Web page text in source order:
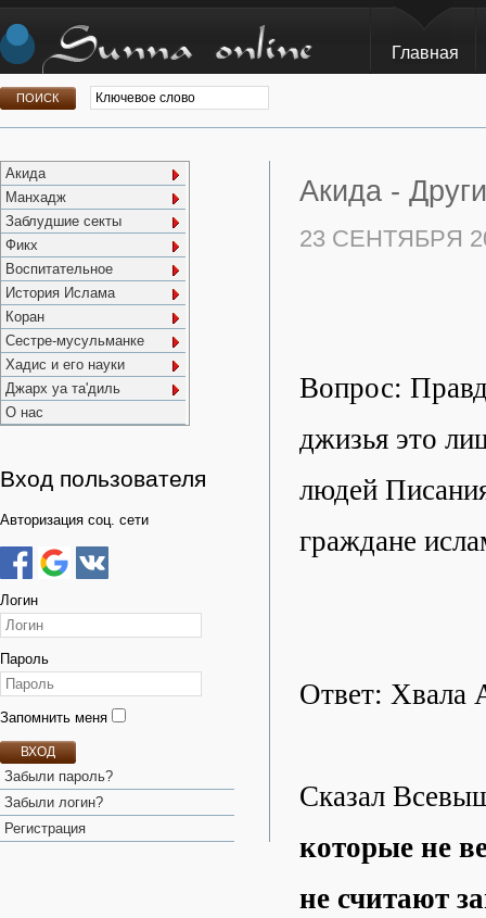
Главная
Акида
Манхадж
Заблудшие секты
Фикх
Воспитательное
История Ислама
Коран
Сестре-мусульманке
Хадис и его науки
Джарх уа та'диль
О нас
Вход пользователя
Авторизация соц. сети
Логин
Пароль
Запомнить меня
ВХОД
Забыли пароль?
Забыли логин?
Регистрация
Акида -
23 СЕНТЯБРЯ
Вопрос:
джизья это
людей
граждане
Ответ: Хвала
Сказал
которые не
не считают